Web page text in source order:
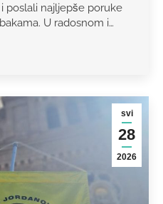
poslali najljepše poruke
U radosnom i…
svi
28
2026